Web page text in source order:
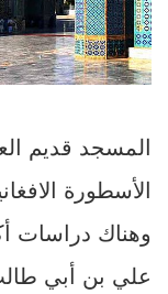
المسجد قديم
الأسطورة
وهناك دراسات
علي بن أبي